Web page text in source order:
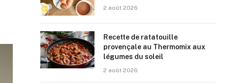
2 août 2026
Recette de ratatouille
provençale au Thermomix aux
légumes du soleil
2 août 2026